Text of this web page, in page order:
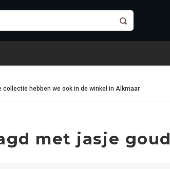
collectie hebben we ook in de winkel in Alkmaar
met jasje goud